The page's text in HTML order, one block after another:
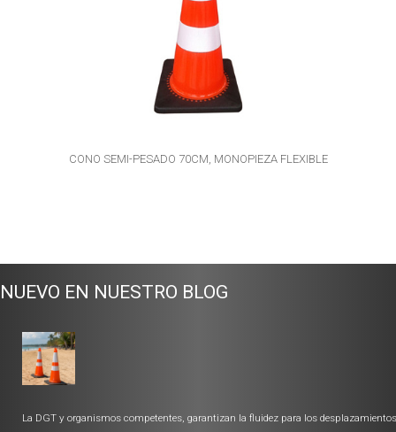
CONO SEMI-PESADO 70CM, MONOPIEZA FLEXIBLE
NUEVO EN NUESTRO BLOG
La DGT y organismos competentes, garantizan la fluidez para los desplazamientos